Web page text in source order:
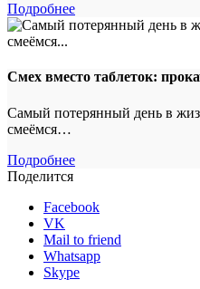
Подробнее
Смех вместо таблеток:
Самый потерянный день в
смеёмся…
Подробнее
Поделится
Facebook
VK
Mail to friend
Whatsapp
Skype